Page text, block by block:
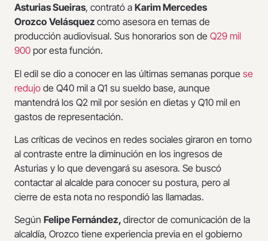
Asturias Sueiras, contrató a Karim Mercedes
Orozco Velásquez como asesora en temas de
producción audiovisual. Sus honorarios son de Q29 mil
900 por esta función.
El edil se dio a conocer en las últimas semanas porque se
redujo de Q40 mil a Q1 su sueldo base, aunque
mantendrá los Q2 mil por sesión en dietas y Q10 mil en
gastos de representación.
Las críticas de vecinos en redes sociales giraron en torno
al contraste entre la diminución en los ingresos de
Asturias y lo que devengará su asesora. Se buscó
contactar al alcalde para conocer su postura, pero al
cierre de esta nota no respondió las llamadas.
Según Felipe Fernández, director de comunicación de la
alcaldía, Orozco tiene experiencia previa en el gobierno